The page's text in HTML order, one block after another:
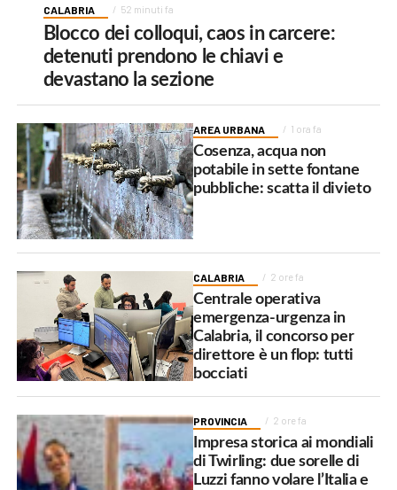
CALABRIA 52 minuti fa
Blocco dei colloqui, caos in carcere:
detenuti prendono le chiavi e
devastano la sezione
AREA URBANA 1 ora fa
Cosenza, acqua non
potabile in sette fontane
pubbliche: scatta il divieto
CALABRIA 2 ore fa
Centrale operativa
emergenza-urgenza in
Calabria, il concorso per
direttore è un flop: tutti
bocciati
PROVINCIA 2 ore fa
Impresa storica ai mondiali
di Twirling: due sorelle di
Luzzi fanno volare l’Italia e